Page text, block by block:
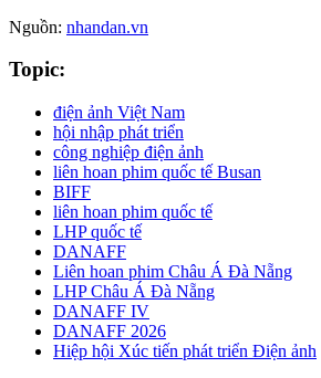
Nguồn: nhandan.vn
Topic:
điện ảnh Việt Nam
hội nhập phát triển
công nghiệp điện ảnh
liên hoan phim quốc tế Busan
BIFF
liên hoan phim quốc tế
LHP quốc tế
DANAFF
Liên hoan phim Châu Á Đà Nẵng
LHP Châu Á Đà Nẵng
DANAFF IV
DANAFF 2026
Hiệp hội Xúc tiến phát triển Điện ảnh